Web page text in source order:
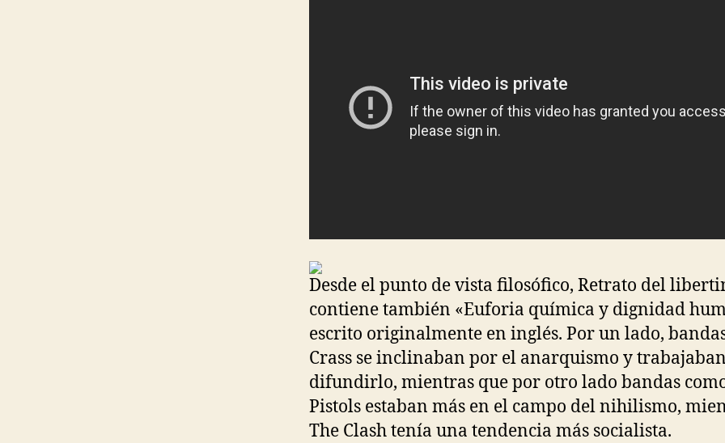
Desde el punto de vista filosófico, Retrato del
contiene también «Euforia química y dignidad
escrito originalmente en inglés. Por un lado,
Crass se inclinaban por el anarquismo y
difundirlo, mientras que por otro lado bandas
Pistols estaban más en el campo del nihilismo,
The Clash tenía una tendencia más socialista.